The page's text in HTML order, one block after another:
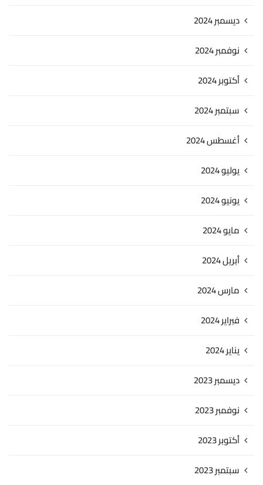
ديسمبر 2024
نوفمبر 2024
أكتوبر 2024
سبتمبر 2024
أغسطس 2024
يوليو 2024
يونيو 2024
مايو 2024
أبريل 2024
مارس 2024
فبراير 2024
يناير 2024
ديسمبر 2023
نوفمبر 2023
أكتوبر 2023
سبتمبر 2023